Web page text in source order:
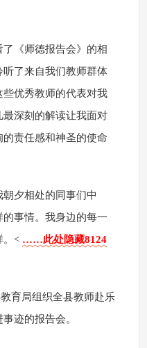
《师德报告会》的相
了来自我们教师群体
优秀教师的代表对我
深刻的解读让我面对
责任感和神圣的使命
夕相处的同事们中
事情。我身边的每一
。< ……此处隐藏8124
育局组织全县教师赴乐
迹的报告会。